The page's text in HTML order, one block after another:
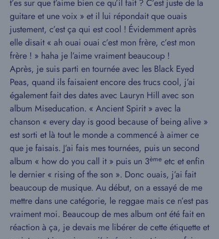
t’es sur que t’aime bien ce qu’il fait ? C’est juste de la
guitare et une voix » et il lui répondait que ouais
justement, c’est ça qui est cool ! Évidemment après
elle disait « ah ouai ouai c’est mon frère, c’est mon
frère ! » haha je l’aime vraiment beaucoup !
Après, je suis parti en tournée avec les Black Eyed
Peas, quand ils faisaient encore des trucs cool, j’ai
également fait des dates avec Lauryn Hill avec son
album Miseducation. « Ancient Spirit » avec la
chanson « every day is good because of being alive »
est sorti et là tout le monde a commencé à aimer ce
que je faisais. J’ai fais mes tournées, puis un second
album « how do you call it » puis un 3ème etc et enfin
le dernier « rising of the son ». Donc ouais, j’ai fait
beaucoup de musique. Au début, on a essayé de me
mettre dans une catégorie, le reggae mais ce n’est pas
vraiment moi. Beaucoup de mes album ont été fait en
réaction à ça, je devais me libérer de cette étiquette et